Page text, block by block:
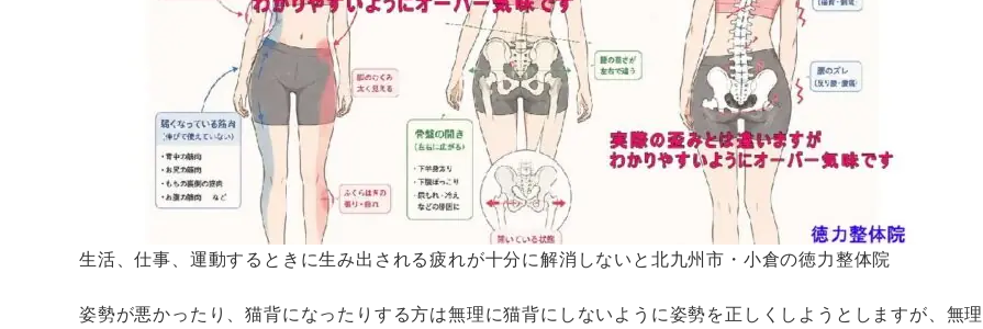
生活、仕事、運動するときに生み出される疲れが十分に解消しないと北九州市・小倉の徳力整体院
姿勢が悪かったり、猫背になったりする方は無理に猫背にしないように姿勢を正しくしようとしますが、無理